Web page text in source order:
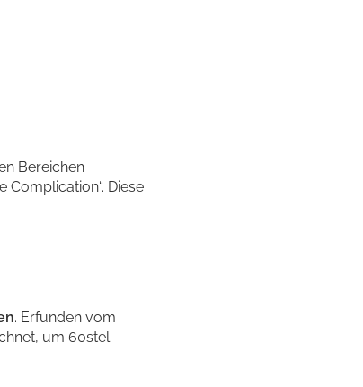
Bereichen
Diese
. Erfunden vom
um 60stel